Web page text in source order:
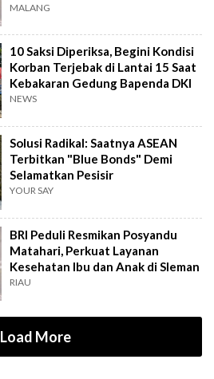
MALANG
10 Saksi Diperiksa, Begini Kondisi
Korban Terjebak di Lantai 15 Saat
Kebakaran Gedung Bapenda DKI
NEWS
Solusi Radikal: Saatnya ASEAN
Terbitkan "Blue Bonds" Demi
Selamatkan Pesisir
YOUR SAY
BRI Peduli Resmikan Posyandu
Matahari, Perkuat Layanan
Kesehatan Ibu dan Anak di Sleman
RIAU
Load More